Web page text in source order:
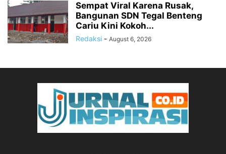
Sempat Viral Karena Rusak,
Bangunan SDN Tegal Benteng
Cariu Kini Kokoh...
Redaksi - August 6, 2026